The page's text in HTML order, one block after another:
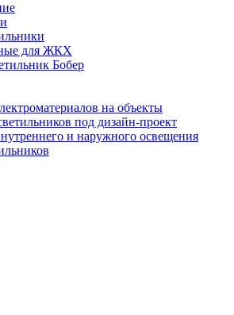
для ЖКХ
Бобер
на объекты
под дизайн-проект
и наружного освещения